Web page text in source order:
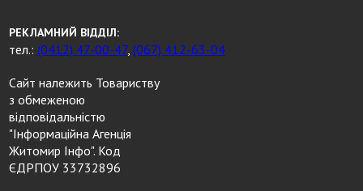
РЕКЛАМНИЙ ВІДДІЛ:
тел.:(0412) 47-00-47,(067) 412-63-04
Сайт належить Товариству
з обмеженою
відповідальністю
"Інформаційна Агенція
Житомир Інфо". Код
ЄДРПОУ 33732896